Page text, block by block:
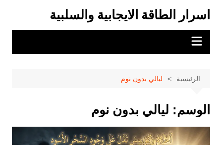
المحتوى
اسرار الطاقة الايجابية والسلبية
الرئيسية ليالي بدون نوم
الوسم: ليالي بدون نوم